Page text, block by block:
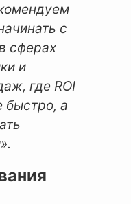
с
сферах
и
где ROI
быстро, а